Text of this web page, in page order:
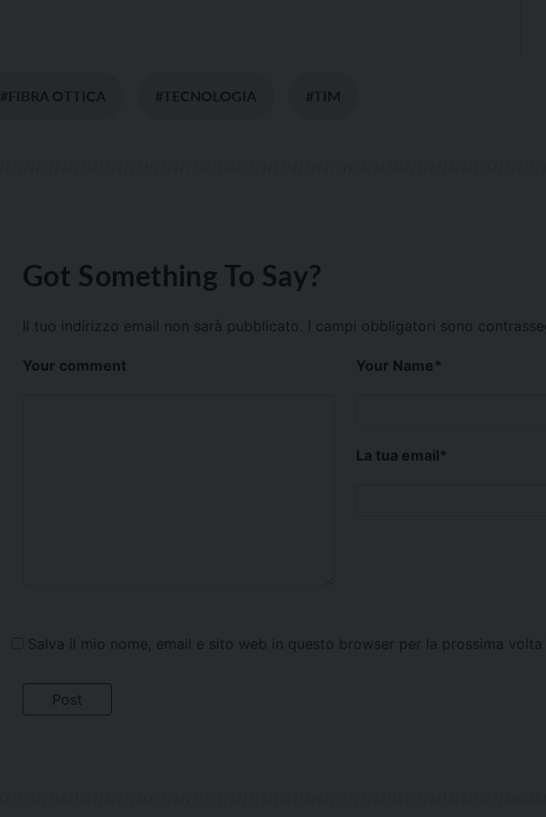
#FIBRA OTTICA #TECNOLOGIA #TIM
Got Something To Say?
Il tuo indirizzo email non sarà pubblicato. I campi obbligatori sono
Your comment Your Name*
La tua email*
Salva il mio nome, email e sito web in questo browser per la prossima volta